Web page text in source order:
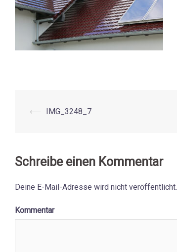
Beitrags-
⟵ IMG_3248_7
Schreibe einen Kommentar
Deine E-Mail-Adresse wird nicht veröffentlicht.
Kommentar